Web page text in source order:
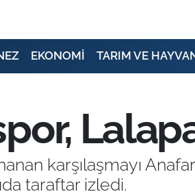
EKONOMİ TARIM VE
karşılaşmayı
taraftar izledi.